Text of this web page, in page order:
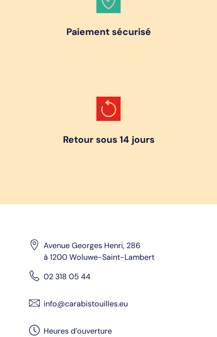
Paiement sécurisé
Retour sous 14 jours
Avenue Georges Henri, 286
à 1200 Woluwe-Saint-Lambert
02 318 05 44
info@carabistouilles.eu
Heures d’ouverture